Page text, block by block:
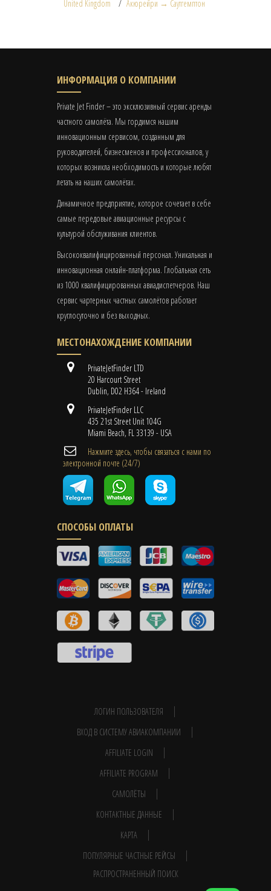
United Kingdom
Акюрейри → Саутгемптон
ИНФОРМАЦИЯ О КОМПАНИИ
Private Jet Finder – это эксклюзивный сервис аренды
частного самолёта. Мы гордимся нашим
инновационным сервисом, созданным для
руководителей, бизнесменов и профессионалов, у
которых возникла необходимость и которые любят
летать на наших самолётах.
Динамичное предприятие, которое сочетает в себе
самые передовые авиационные ресурсы с
культурой обслуживания клиентов.
Высококвалифицированный персонал. Уникальная и
инновационная онлайн-платформа. Глобальная сеть
из 1000 квалифицированных авиадиспетчеров. Наш
сервис чартерных частных самолётов работает
круглосуточно и без выходных.
МЕСТОНАХОЖДЕНИЕ КОМПАНИИ
PrivateJetFinder LTD
20 Harcourt Street
Dublin, D02 H364 - Ireland
PrivateJetFinder LLC
435 21st Street Unit 104G
Miami Beach, FL 33139 - USA
Нажмите здесь, чтобы связаться с нами по
электронной почте (24/7)
СПОСОБЫ ОПЛАТЫ
ЛОГИН ПОЛЬЗОВАТЕЛЯ
ВХОД В СИСТЕМУ АВИАКОМПАНИИ
AFFILIATE LOGIN
AFFILIATE PROGRAM
САМОЛЁТЫ
КОНТАКТНЫЕ ДАННЫЕ
КАРТА
ПОПУЛЯРНЫЕ ЧАСТНЫЕ РЕЙСЫ
РАСПРОСТРАНЕННЫЙ ПОИСК